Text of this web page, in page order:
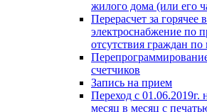
жилого дома (или его
Перерасчет за
электроснабжение по
отсутствия граждан
счетчиков
Запись на прием
Переход с 01.06.2019г.
месяц в месяц с